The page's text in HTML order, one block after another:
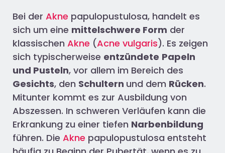
Bei der Akne papulopustulosa, handelt es
sich um eine mittelschwere Form der
klassischen Akne (Acne vulgaris). Es zeigen
sich typischerweise entzündete Papeln
und Pusteln, vor allem im Bereich des
Gesichts, den Schultern und dem Rücken.
Mitunter kommt es zur Ausbildung von
Abszessen. In schweren Verläufen kann die
Erkrankung zu einer tiefen Narbenbildung
führen. Die Akne papulopustulosa entsteht